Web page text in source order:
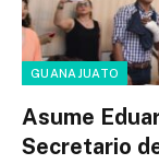
GUANAJUATO
Asume
Secretario